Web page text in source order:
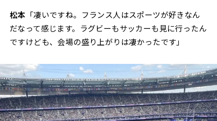
松本 「凄いですね。フランス人はスポーツが好きなん
だなって感じます。ラグビーもサッカーも見に行ったん
ですけども、会場の盛り上がりは凄かったです」